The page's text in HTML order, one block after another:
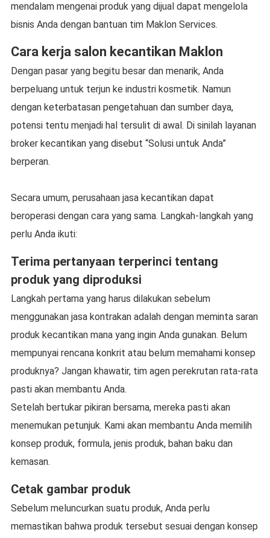
mendalam mengenai produk yang dijual dapat mengelola
bisnis Anda dengan bantuan tim Maklon Services.
Cara kerja salon kecantikan Maklon
Dengan pasar yang begitu besar dan menarik, Anda
berpeluang untuk terjun ke industri kosmetik. Namun
dengan keterbatasan pengetahuan dan sumber daya,
potensi tentu menjadi hal tersulit di awal. Di sinilah layanan
broker kecantikan yang disebut “Solusi untuk Anda”
berperan.
Secara umum, perusahaan jasa kecantikan dapat
beroperasi dengan cara yang sama. Langkah-langkah yang
perlu Anda ikuti:
Terima pertanyaan terperinci tentang
produk yang diproduksi
Langkah pertama yang harus dilakukan sebelum
menggunakan jasa kontrakan adalah dengan meminta saran
produk kecantikan mana yang ingin Anda gunakan. Belum
mempunyai rencana konkrit atau belum memahami konsep
produknya? Jangan khawatir, tim agen perekrutan rata-rata
pasti akan membantu Anda.
Setelah bertukar pikiran bersama, mereka pasti akan
menemukan petunjuk. Kami akan membantu Anda memilih
konsep produk, formula, jenis produk, bahan baku dan
kemasan.
Cetak gambar produk
Sebelum meluncurkan suatu produk, Anda perlu
memastikan bahwa produk tersebut sesuai dengan konsep